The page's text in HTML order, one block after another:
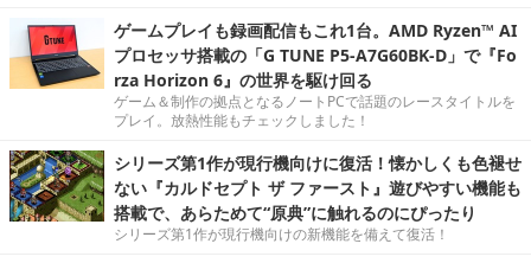
ゲームプレイも録画配信もこれ1台。AMD Ryzen™ AI
プロセッサ搭載の「G TUNE P5-A7G60BK-D」で『Fo
rza Horizon 6』の世界を駆け回る
ゲーム＆制作の拠点となるノートPCで話題のレースタイトルを
プレイ。放熱性能もチェックしました！
シリーズ第1作が現行機向けに復活！懐かしくも色褪せ
ない『カルドセプト ザ ファースト』遊びやすい機能も
搭載で、あらためて“原典”に触れるのにぴったり
シリーズ第1作が現行機向けの新機能を備えて復活！